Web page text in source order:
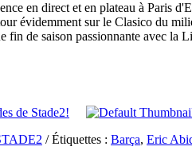
en direct et en plateau à
évidemment sur le Clasico du
de saison passionnante avec
de Stade2!
/ Étiquettes : Barça, Eric